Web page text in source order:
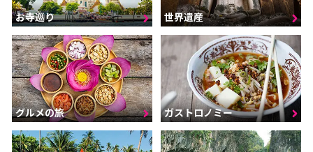
お寺巡り 世界遺産
グルメの旅 ガストロノミー